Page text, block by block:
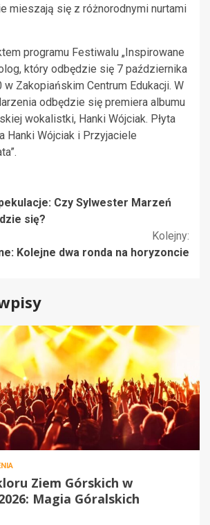
mieszają się z różnorodnymi nurtami
programu Festiwalu „Inspirowane
który odbędzie się 7 października
Zakopiańskim Centrum Edukacji. W
odbędzie się premiera albumu
wokalistki, Hanki Wójciak. Płyta
Hanki Wójciak i Przyjaciele
Czy Sylwester Marzeń
się?
Kolejny:
Kolejne dwa ronda na horyzoncie
Ziem Górskich w
Magia Góralskich